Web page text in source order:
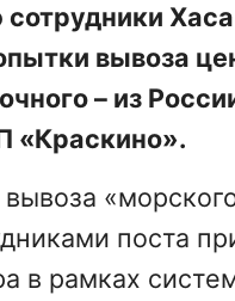
вывоза
– из
«Краскино».
поста
в рамках